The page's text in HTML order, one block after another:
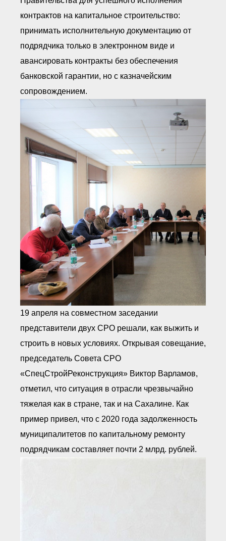
объединения
работодателей
● Реестр членов
Застройщиков
● Реестр членов
Ассоциации — технических
заказчиков
ООТСУО
имеющих строительные
лаборатории
Архив реестров
Общественный контроль
Политика информационной
Охрана труда
Видеоматериалы
Членство в НКО
Работа в Общественных советах
Законодательство РФ по
техническим регламентам
Повышение квалификации,
контрактов на капитальное строительство:
принимать исполнительную документацию от
подрядчика только в электронном виде и
авансировать контракты без обеспечения
банковской гарантии, но с казначейским
сопровождением.
19 апреля на совместном заседании
представители двух СРО решали, как выжить и
строить в новых условиях. Открывая совещание,
председатель Совета СРО
«СпецСтройРеконструкция» Виктор Варламов,
отметил, что ситуация в отрасли чрезвычайно
тяжелая как в стране, так и на Сахалине. Как
пример привел, что с 2020 года задолженность
муниципалитетов по капитальному ремонту
подрядчикам составляет почти 2 млрд. рублей.